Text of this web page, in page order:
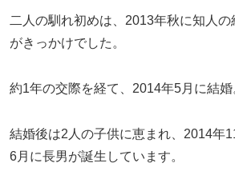
二人の馴れ初めは、2013年秋に知人の
がきっかけでした。
約1年の交際を経て、2014年5月に結婚
結婚後は2人の子供に恵まれ、2014年
6月に長男が誕生しています。